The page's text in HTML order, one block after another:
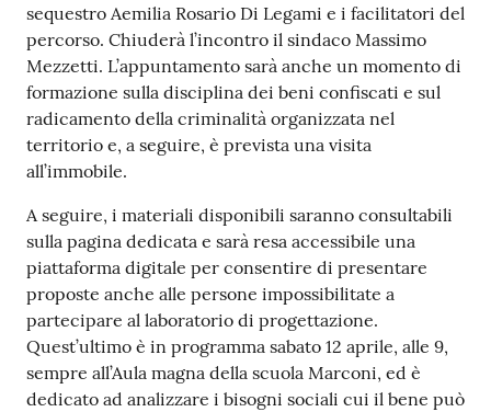
sequestro Aemilia Rosario Di Legami e i facilitatori del
percorso. Chiuderà l’incontro il sindaco Massimo
Mezzetti. L’appuntamento sarà anche un momento di
formazione sulla disciplina dei beni confiscati e sul
radicamento della criminalità organizzata nel
territorio e, a seguire, è prevista una visita
all’immobile.
A seguire, i materiali disponibili saranno consultabili
sulla pagina dedicata e sarà resa accessibile una
piattaforma digitale per consentire di presentare
proposte anche alle persone impossibilitate a
partecipare al laboratorio di progettazione.
Quest’ultimo è in programma sabato 12 aprile, alle 9,
sempre all’Aula magna della scuola Marconi, ed è
dedicato ad analizzare i bisogni sociali cui il bene può